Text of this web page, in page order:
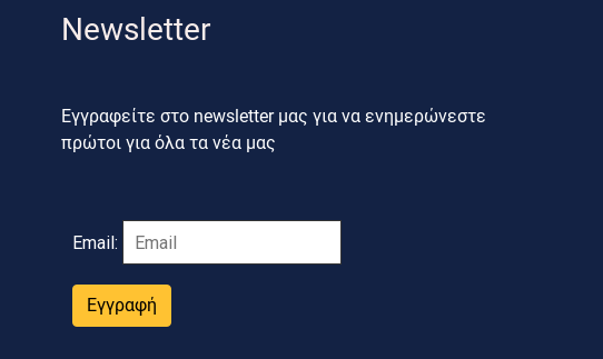
Newsletter
Εγγραφείτε στο newsletter μας για να ενημερώνεστε
πρώτοι για όλα τα νέα μας
Email:
Εγγραφή